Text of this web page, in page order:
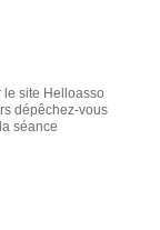
site Helloasso
dépêchez-vous
séance